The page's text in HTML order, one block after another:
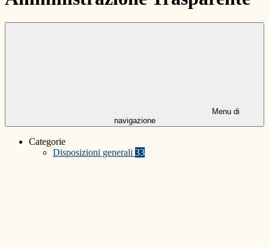
Menu di
navigazione
Categorie
Disposizioni generali 33